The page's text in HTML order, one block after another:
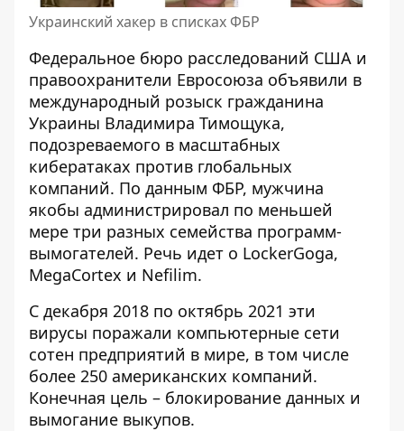
Украинский хакер в списках ФБР
Федеральное бюро расследований США и
правоохранители Евросоюза объявили в
международный розыск гражданина
Украины Владимира Тимощука,
подозреваемого в масштабных
кибератаках против глобальных
компаний. По данным ФБР, мужчина
якобы администрировал по меньшей
мере три разных семейства программ-
вымогателей. Речь идет о LockerGoga,
MegaCortex и Nefilim.
С декабря 2018 по октябрь 2021 эти
вирусы поражали компьютерные сети
сотен предприятий в мире, в том числе
более 250 американских компаний.
Конечная цель – блокирование данных и
вымогание выкупов.